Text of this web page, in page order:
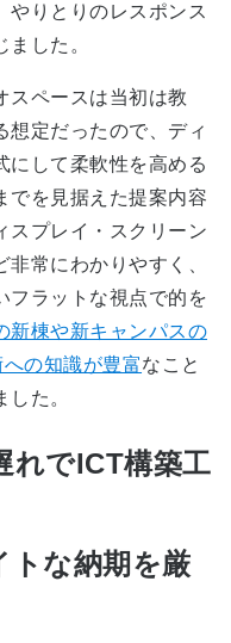
やりとりのレスポンス
した。
スペースは当初は教
想定だったので、ディ
にして柔軟性を高める
でを見据えた提案内容
スプレイ・スクリーン
常にわかりやすく、
フラットな視点で的を
新棟や新キャンパスの
の知識が豊富なこと
た。
れでICT構築工
トな納期を厳